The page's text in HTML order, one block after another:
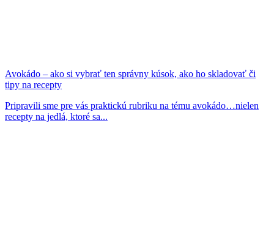
Avokádo – ako si vybrať ten správny kúsok, ako ho skladovať či
tipy na recepty
Pripravili sme pre vás praktickú rubriku na tému avokádo…nielen
recepty na jedlá, ktoré sa...